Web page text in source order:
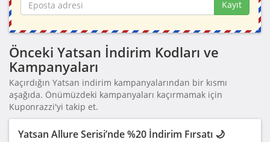
Kayıt
Önceki Yatsan İndirim Kodları ve
Kampanyaları
Kaçırdığın Yatsan indirim kampanyalarından bir kısmı
aşağıda. Önümüzdeki kampanyaları kaçırmamak için
Kuponrazzi'yi takip et.
Yatsan Allure Serisi’nde %20 İndirim Fırsatı 🌙